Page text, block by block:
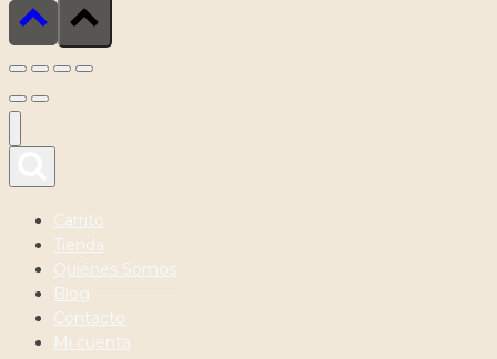
Carrito
Tienda
Quiénes Somos
Blog
Contacto
Mi cuenta